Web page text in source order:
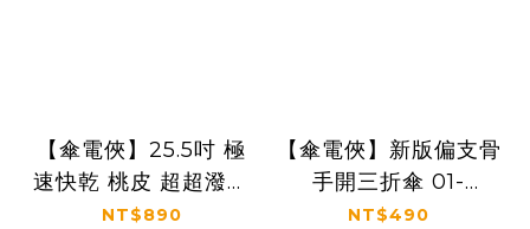
【傘電俠】25.5吋 極
速快乾 桃皮 超超潑水
雙安全自動開收傘-乾
NT$890
【傘電俠】新版偏支骨
手開三折傘 01-
550194
NT$490